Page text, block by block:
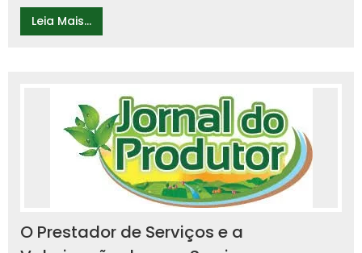
Leia Mais...
O Prestador de Serviços e a